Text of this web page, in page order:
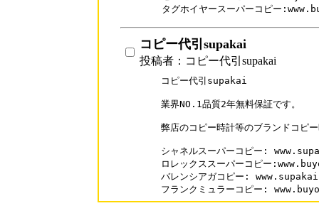
タグホイヤースーパーコピー
コピー代引supakai
投稿者：コピー代引supakai
コピー代引supakai
業界NO.1品質2年無料保証です。
弊店のコピー時計等のブランドコピ
シャネルスーパーコピー:
ロレックススーパーコピー
バレンシアガコピー:
フランクミュラーコピー: